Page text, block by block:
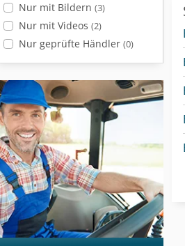
Nur mit Bildern (3)
Nur mit Videos (2)
Nur geprüfte Händler (0)